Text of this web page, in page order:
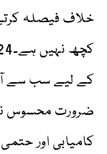
خلاف فیصلہ
کے لیے سب سے
ضرورت محسوس
کامیابی اور